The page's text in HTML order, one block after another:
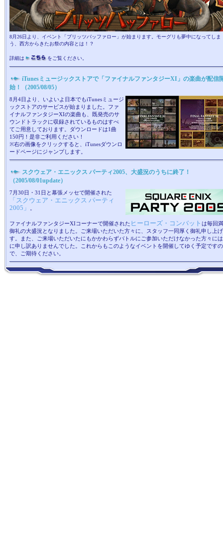
8月26日より、イベント「ブリッツバッファロー」が始まります。モーグリも夢中になってしま
う、西方からきたお祭の内容とは！？
詳細は をご覧ください。
iTunesミュージックストアで「ファイナルファンタジーXI」の楽曲が配信
始！（2005/08/05）
8月4日より、いよいよ日本でもiTunesミュージ
ックストアのサービスが始まりました。ファ
イナルファンタジーXIの楽曲も、既発売のサ
ウンドトラックに収録されているものはすべ
てご用意しております。ダウンロードは1曲
150円！是非ご利用ください！
※右の画像をクリックすると、iTunesダウンロ
ードページにジャンプします。
スクウェア・エニックス パーティ2005、大盛況のうちに終了！
（2005/08/01update）
7月30日・31日と幕張メッセで開催された
「スクウェア・エニックス パーティ
2005」
ファイナルファンタジーXIコーナーで開催された ヒーローズ・コンバット は毎回
御礼の大盛況となりました。ご来場いただいた方々に、スタッフ一同厚く御礼申し上
す。また、ご来場いただいたにもかかわらずバトルにご参加いただけなかった方々に
に申し訳ありませんでした。これからもこのようなイベントを開催してゆく予定ですの
で、ご期待ください。